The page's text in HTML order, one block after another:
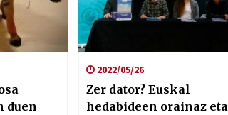
duen
2022/05/26
Zer dator? Euskal
hedabideen orainaz eta